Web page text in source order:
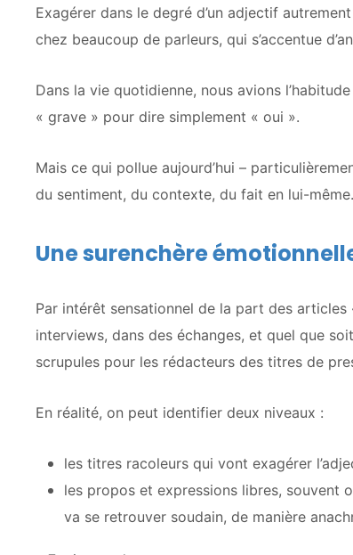
Exagérer dans le degré d’un adjectif
chez beaucoup de parleurs, qui s’accentue
Dans la vie quotidienne, nous avions
« grave » pour dire simplement « oui ».
Mais ce qui pollue aujourd’hui –
du sentiment, du contexte, du fait en lui-
Une surenchère
Par intérêt sensationnel de la part des
interviews, dans des échanges, et quel que
scrupules pour les rédacteurs des titres de
En réalité, on peut identifier deux niveaux :
les titres racoleurs qui vont exagérer
les propos et expressions libres, souvent
va se retrouver soudain, de manière